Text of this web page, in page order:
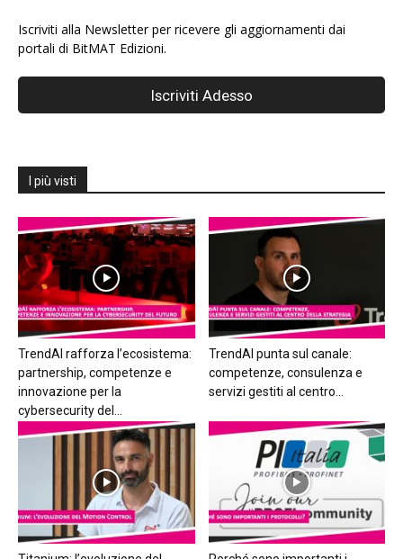
Iscriviti alla Newsletter per ricevere gli aggiornamenti dai
portali di BitMAT Edizioni.
I più visti
TrendAI rafforza l’ecosistema:
partnership, competenze e
innovazione per la
cybersecurity del...
TrendAI punta sul canale:
competenze, consulenza e
servizi gestiti al centro...